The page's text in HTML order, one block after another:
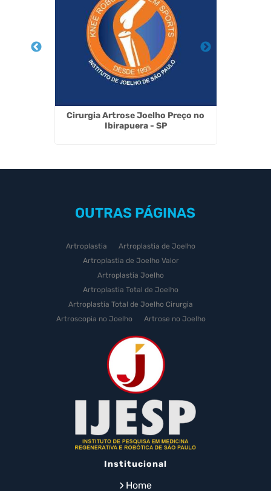
Cirurgia Artrose Joelho Preço no
Ibirapuera - SP
OUTRAS PÁGINAS
Artroplastia
Artroplastia de Joelho
Artroplastia de Joelho Valor
Artroplastia Joelho
Artroplastia Total de Joelho
Artroplastia Total de Joelho Cirurgia
Artroscopia no Joelho
Artrose no Joelho
Artrose no Joelho Cirurgia
Artrose no Joelho Tratamento
Celulas Tronco Joelho
Celula Tronco Esporte
Cirurgia Artroplastia de Joelho
Cirurgia Artroplastia Joelho
Cirurgia Artrose Joelho Preço
Cirurgia de Artroscopia no Joelho
Cirurgia de Cartilagem do Joelho
Cirurgia de Joelho com Prótese
Institucional
Home